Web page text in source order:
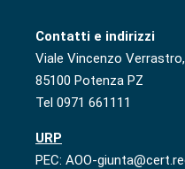
Contatti e indirizzi
Viale Vincenzo
85100 Potenza PZ
Tel 0971 661111
URP
PEC: AOO-